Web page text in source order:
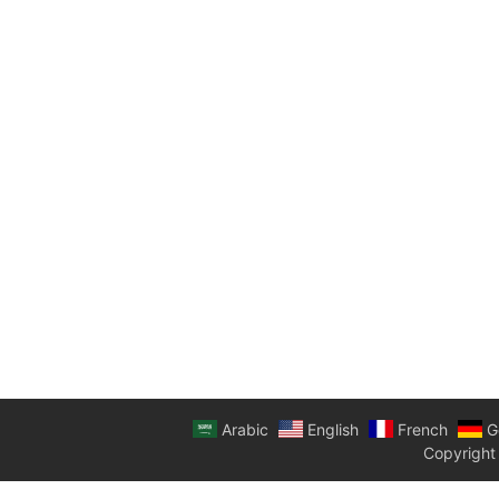
Arabic English French